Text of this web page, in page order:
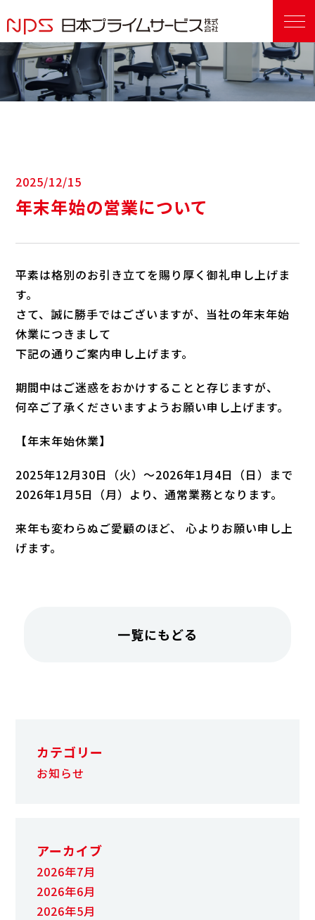
2025/12/15
年末年始の営業について
平素は格別のお引き立てを賜り厚く御礼申し上げま
す。
さて、誠に勝手ではございますが、当社の年末年始
休業につきまして
下記の通りご案内申し上げます。
期間中はご迷惑をおかけすることと存じますが、
何卒ご了承くださいますようお願い申し上げます。
【年末年始休業】
2025年12月30日（火）～2026年1月4日（日 ）
まで
2026年1月5日（月）より、通常業務となります。
来年も変わらぬご愛顧のほど、 心よりお願い申し上
げます。
一覧にもどる
カテゴリー
お知らせ
アーカイブ
2026年7月
2026年6月
2026年5月